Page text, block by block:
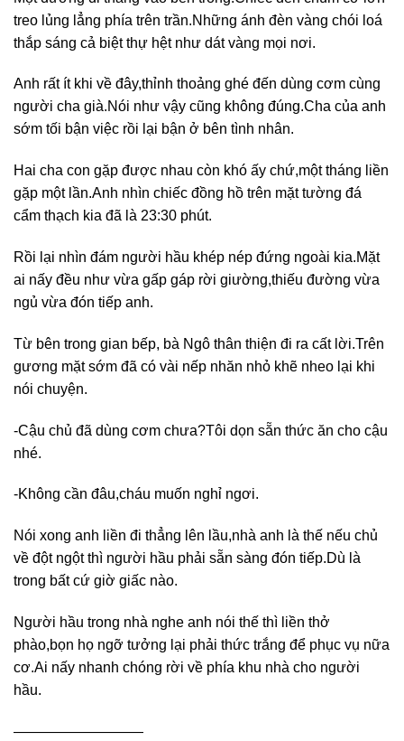
treo lủng lẳng phía trên trần.Những ánh đèn vàng chói loá
thắp sáng cả biệt thự hệt như dát vàng mọi nơi.
Anh rất ít khi về đây,thỉnh thoảng ghé đến dùng cơm cùng
người cha già.Nói như vậy cũng không đúng.Cha của anh
sớm tối bận việc rồi lại bận ở bên tình nhân.
Hai cha con gặp được nhau còn khó ấy chứ,một tháng liền
gặp một lần.Anh nhìn chiếc đồng hồ trên mặt tường đá
cẩm thạch kia đã là 23:30 phút.
Rồi lại nhìn đám người hầu khép nép đứng ngoài kia.Mặt
ai nấy đều như vừa gấp gáp rời giường,thiếu đường vừa
ngủ vừa đón tiếp anh.
Từ bên trong gian bếp, bà Ngô thân thiện đi ra cất lời.Trên
gương mặt sớm đã có vài nếp nhăn nhỏ khẽ nheo lại khi
nói chuyện.
-Cậu chủ đã dùng cơm chưa?Tôi dọn sẵn thức ăn cho cậu
nhé.
-Không cần đâu,cháu muốn nghỉ ngơi.
Nói xong anh liền đi thẳng lên lầu,nhà anh là thế nếu chủ
về đột ngột thì người hầu phải sẵn sàng đón tiếp.Dù là
trong bất cứ giờ giấc nào.
Người hầu trong nhà nghe anh nói thế thì liền thở
phào,bọn họ ngỡ tưởng lại phải thức trắng để phục vụ nữa
cơ.Ai nấy nhanh chóng rời về phía khu nhà cho người
hầu.
—————————